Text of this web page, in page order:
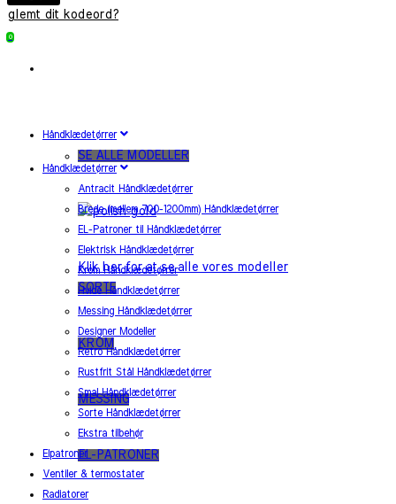
glemt dit kodeord?
0
Håndklædetørrer
SE ALLE MODELLER
Klik her for at se alle vores modeller
SORTE
KROM
MESSING
EL-PATRONER
Håndklædetørrer
Antracit Håndklædetørrer
Brede (mellem 700-1200mm) Håndklædetørrer
EL-Patroner til Håndklædetørrer
Elektrisk Håndklædetørrer
Krom Håndklædetørrer
Hvide Håndklædetørrer
Messing Håndklædetørrer
Designer Modeller
Retro Håndklædetørrer
Rustfrit Stål Håndklædetørrer
Smal Håndklædetørrer
Sorte Håndklædetørrer
Ekstra tilbehør
Elpatroner
Ventiler & termostater
Radiatorer